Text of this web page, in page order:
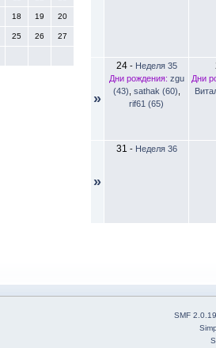
18 19 20
25 26 27
»
24- Неделя 35
Дни рождения: zgu
(43) sathak (60)
rif61 (65)
Дни
»
31 - Неделя 36
SMF 2.0.19